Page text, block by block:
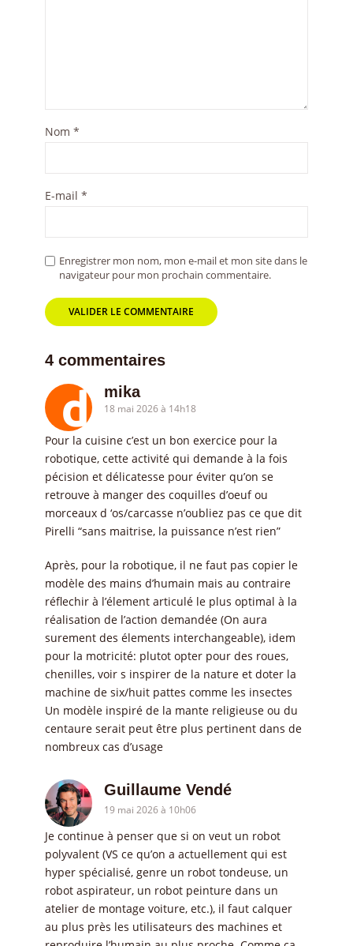
Nom *
E-mail *
Enregistrer mon nom, mon e-mail et mon site dans le
navigateur pour mon prochain commentaire.
4 commentaires
mika
18 mai 2026 à 14h18
Pour la cuisine c’est un bon exercice pour la
robotique, cette activité qui demande à la fois
pécision et délicatesse pour éviter qu’on se
retrouve à manger des coquilles d’oeuf ou
morceaux d ‘os/carcasse n’oubliez pas ce que dit
Pirelli “sans maitrise, la puissance n’est rien”
Après, pour la robotique, il ne faut pas copier le
modèle des mains d’humain mais au contraire
réflechir à l’élement articulé le plus optimal à la
réalisation de l’action demandée (On aura
surement des élements interchangeable), idem
pour la motricité: plutot opter pour des roues,
chenilles, voir s inspirer de la nature et doter la
machine de six/huit pattes comme les insectes
Un modèle inspiré de la mante religieuse ou du
centaure serait peut être plus pertinent dans de
nombreux cas d’usage
Guillaume Vendé
19 mai 2026 à 10h06
Je continue à penser que si on veut un robot
polyvalent (VS ce qu’on a actuellement qui est
hyper spécialisé, genre un robot tondeuse, un
robot aspirateur, un robot peinture dans un
atelier de montage voiture, etc.), il faut calquer
au plus près les utilisateurs des machines et